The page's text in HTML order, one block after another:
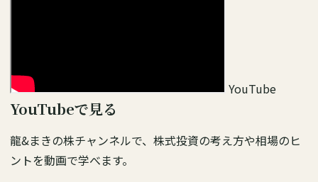
YouTube
YouTubeで見る
龍&まきの株チャンネルで、株式投資の考え方や相場のヒ
ントを動画で学べます。